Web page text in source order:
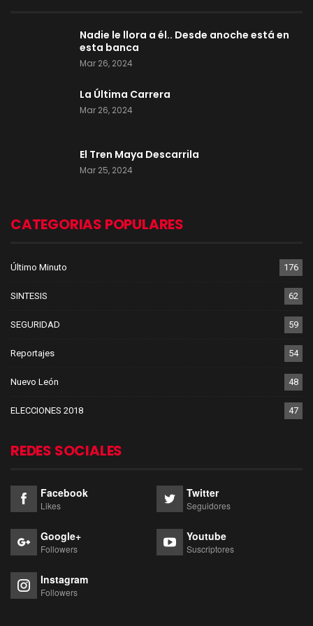
Nadie le llora a él.. Desde anoche está en
esta banca
Mar 26, 2024
La Última Carrera
Mar 26, 2024
El Tren Maya Descarrila
Mar 25, 2024
CATEGORIAS POPULARES
Último Minuto 176
SINTESIS 62
SEGURIDAD 59
Reportajes 54
Nuevo León 48
ELECCIONES 2018 47
REDES SOCIALES
Facebook
Likes
Twitter
Seguidores
Google+
Followers
Youtube
Suscriptores
Instagram
Followers